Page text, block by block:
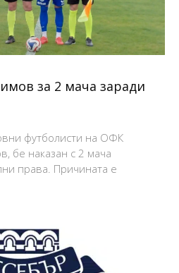
за 2 мача заради
футболисти на ОФК
бе наказан с 2 мача
права. Причината е